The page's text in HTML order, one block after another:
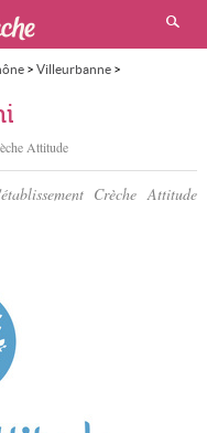
> Villeurbanne>
Attitude
Crèche Attitude